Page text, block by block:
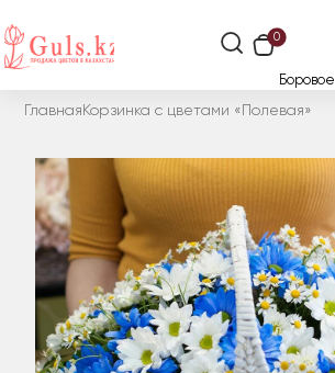
0
Боровое
Главная Корзинка с цветами «Полевая»